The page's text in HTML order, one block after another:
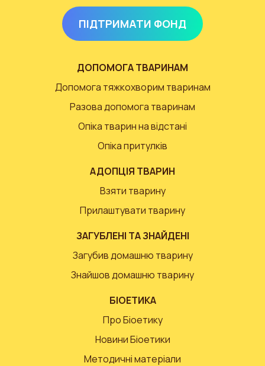
ПІДТРИМАТИ ФОНД
ДОПОМОГА ТВАРИНАМ
Допомога тяжкохворим тваринам
Разова допомога тваринам
Опіка тварин на відстані
Опіка притулків
АДОПЦІЯ ТВАРИН
Взяти тварину
Прилаштувати тварину
ЗАГУБЛЕНІ ТА ЗНАЙДЕНІ
Загубив домашню тварину
Знайшов домашню тварину
БІОЕТИКА
Про Біоетику
Новини Біоетики
Методичні матеріали